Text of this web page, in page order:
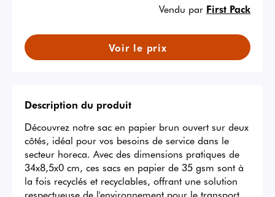
Vendu par First Pack
Voir le prix
Description du produit
Découvrez notre sac en papier brun ouvert sur deux
côtés, idéal pour vos besoins de service dans le
secteur horeca. Avec des dimensions pratiques de
34x8,5x0 cm, ces sacs en papier de 35 gsm sont à
la fois recyclés et recyclables, offrant une solution
respectueuse de l'environnement pour le transport